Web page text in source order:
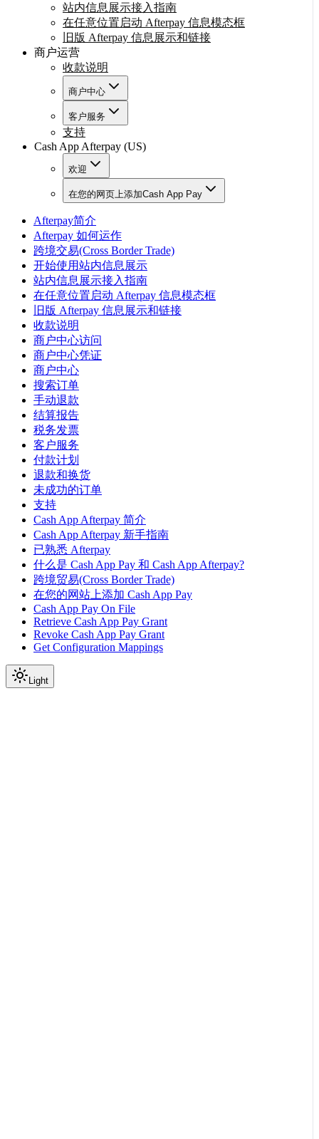
站内信息展示接入指南
在任意位置启动 Afterpay 信息模态框
旧版 Afterpay 信息展示和链接
商户运营
收款说明
商户中心
客户服务
支持
Cash App Afterpay (US)
欢迎
在您的网页上添加Cash App Pay
Afterpay简介
Afterpay 如何运作
跨境交易(Cross Border Trade)
开始使用站内信息展示
站内信息展示接入指南
在任意位置启动 Afterpay 信息模态框
旧版 Afterpay 信息展示和链接
收款说明
商户中心访问
商户中心凭证
商户中心
搜索订单
手动退款
结算报告
税务发票
客户服务
付款计划
退款和换货
未成功的订单
支持
Cash App Afterpay 简介
Cash App Afterpay 新手指南
已熟悉 Afterpay
什么是 Cash App Pay 和 Cash App Afterpay?
跨境贸易(Cross Border Trade)
在您的网站上添加 Cash App Pay
Cash App Pay On File
Retrieve Cash App Pay Grant
Revoke Cash App Pay Grant
Get Configuration Mappings
Light